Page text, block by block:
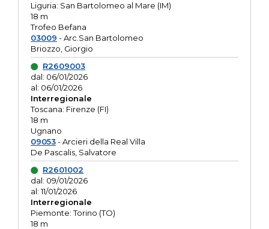
Liguria: San Bartolomeo al Mare (IM)
18 m
Trofeo Befana
03009 - Arc.San Bartolomeo
Briozzo, Giorgio
R2609003
dal: 06/01/2026
al: 06/01/2026
Interregionale
Toscana: Firenze (FI)
18 m
Ugnano
09053- Arcieri della Real Villa
De Pascalis, Salvatore
R2601002
dal: 09/01/2026
al: 11/01/2026
Interregionale
Piemonte: Torino (TO)
18 m